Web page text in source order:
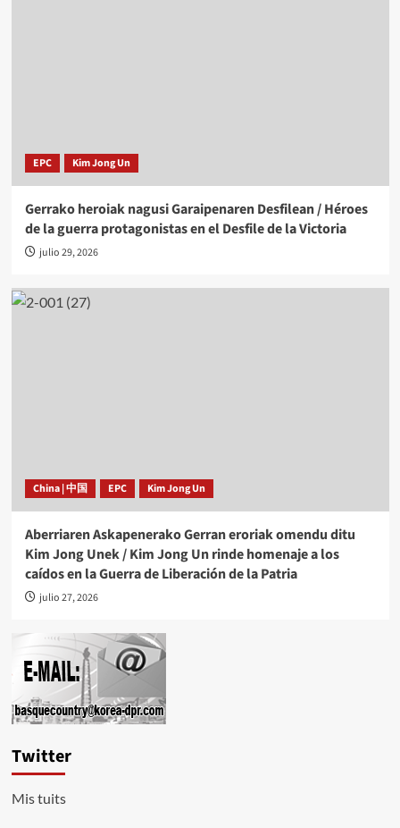
EPC Kim Jong Un
Gerrako heroiak nagusi Garaipenaren Desfilean / Héroes
de la guerra protagonistas en el Desfile de la Victoria
julio 29, 2026
China | 中国 EPC Kim Jong Un
Aberriaren Askapenerako Gerran eroriak omendu ditu
Kim Jong Unek / Kim Jong Un rinde homenaje a los
caídos en la Guerra de Liberación de la Patria
julio 27, 2026
Twitter
Mis tuits